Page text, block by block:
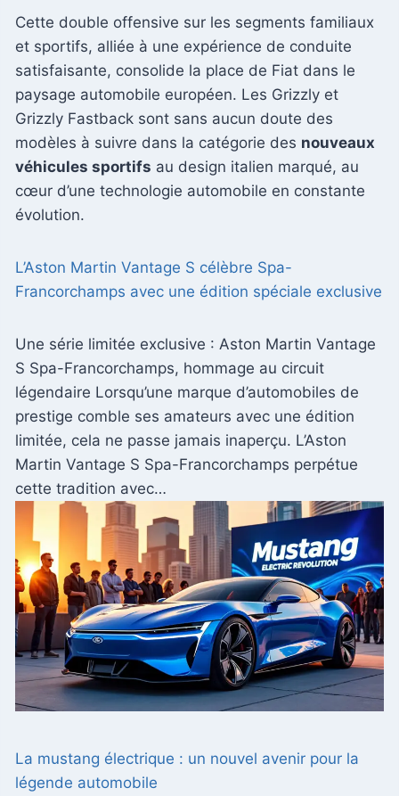
Cette double offensive sur les segments familiaux
et sportifs, alliée à une expérience de conduite
satisfaisante, consolide la place de Fiat dans le
paysage automobile européen. Les Grizzly et
Grizzly Fastback sont sans aucun doute des
modèles à suivre dans la catégorie des nouveaux
véhicules sportifs au design italien marqué, au
cœur d’une technologie automobile en constante
évolution.
L’Aston Martin Vantage S célèbre Spa-
Francorchamps avec une édition spéciale exclusive
Une série limitée exclusive : Aston Martin Vantage
S Spa-Francorchamps, hommage au circuit
légendaire Lorsqu’une marque d’automobiles de
prestige comble ses amateurs avec une édition
limitée, cela ne passe jamais inaperçu. L’Aston
Martin Vantage S Spa-Francorchamps perpétue
cette tradition avec…
La mustang électrique : un nouvel avenir pour la
légende automobile